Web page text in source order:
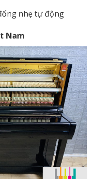
nhẹ tự động
Nam